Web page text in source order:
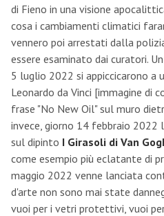
di Fieno in una visione
cosa i cambiamenti climatici
vennero poi arrestati dalla
essere esaminato dai curatori.
5 luglio 2022 si appiccicarono a
Leonardo da Vinci [immagine di
frase "No New Oil" sul muro
invece, giorno 14 febbraio 2022
sul dipinto I Girasoli di Van
come esempio più eclatante di
maggio 2022 venne lanciata
d'arte non sono mai state
vuoi per i vetri protettivi, vuoi